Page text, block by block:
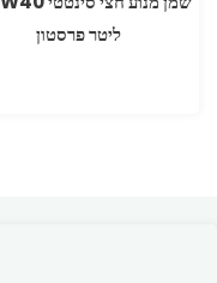
ליטר פרסטון